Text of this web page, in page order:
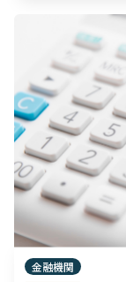
内で幅広い監査
金融機関